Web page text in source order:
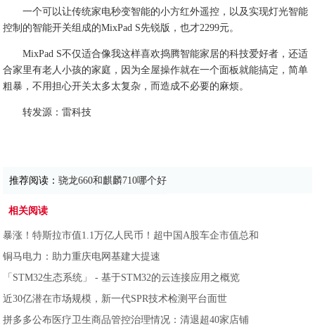
一个可以让传统家电秒变智能的小方红外遥控，以及实现灯光智能
控制的智能开关组成的MixPad S先锐版，也才2299元。
MixPad S不仅适合像我这样喜欢捣腾智能家居的科技爱好者，还适
合家里有老人小孩的家庭，因为全屋操作就在一个面板就能搞定，简单
粗暴，不用担心开关太多太复杂，而造成不必要的麻烦。
转发源：雷科技
推荐阅读：骁龙660和麒麟710哪个好
相关阅读
暴涨！特斯拉市值1.1万亿人民币！超中国A股车企市值总和
铜马电力：助力重庆电网基建大提速
「STM32生态系统」 - 基于STM32的云连接应用之概览
近30亿潜在市场规模，新一代SPR技术检测平台面世
拼多多公布医疗卫生商品管控治理情况：清退超40家店铺